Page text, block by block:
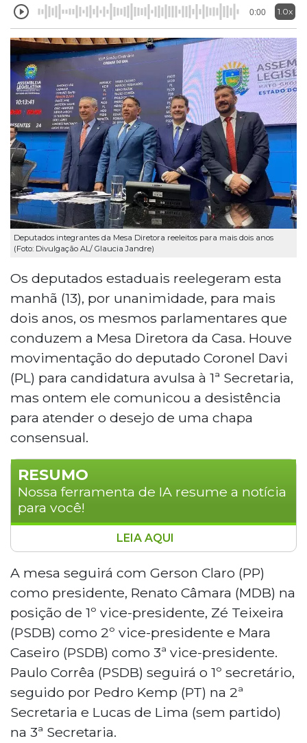
0:00 1.0x
Deputados integrantes da Mesa Diretora reeleitos para mais dois anos
(Foto: Divulgação AL/ Glaucia Jandre)
Os deputados estaduais reelegeram esta
manhã (13), por unanimidade, para mais
dois anos, os mesmos parlamentares que
conduzem a Mesa Diretora da Casa. Houve
movimentação do deputado Coronel Davi
(PL) para candidatura avulsa à 1ª Secretaria,
mas ontem ele comunicou a desistência
para atender o desejo de uma chapa
consensual.
RESUMO
Nossa ferramenta de IA resume a notícia
para você!
A Mesa Diretora da Assembleia
Legislativa de Mato Grosso do Sul foi
reeleita por unanimidade pelos
deputados estaduais para um mandato
de dois anos, com Gerson Claro (PP)
continuando como presidente e a
composição da chapa Democracia Viva
mantida. A chapa, que representa a
harmonia e a união na Casa, recebeu
apoio unânime, com destaque para a
liderança de Claro e a pluralidade de
partidos representados. Os
LEIA AQUI
A mesa seguirá com Gerson Claro (PP)
como presidente, Renato Câmara (MDB) na
posição de 1º vice-presidente, Zé Teixeira
(PSDB) como 2º vice-presidente e Mara
Caseiro (PSDB) como 3ª vice-presidente.
Paulo Corrêa (PSDB) seguirá o 1º secretário,
seguido por Pedro Kemp (PT) na 2ª
Secretaria e Lucas de Lima (sem partido)
na 3ª Secretaria.